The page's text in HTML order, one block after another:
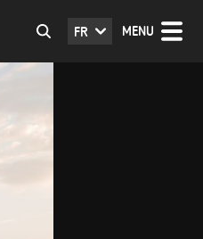
MENU
FR